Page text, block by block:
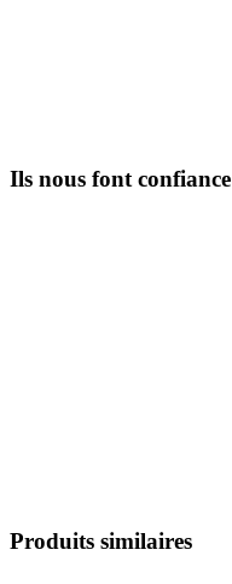
Ils nous font confiance
Produits similaires